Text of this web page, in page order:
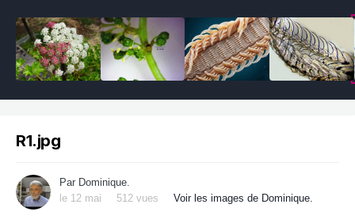
R1.jpg
Par Dominique.
le 12 mai
512 vues Voir les images de Dominique.